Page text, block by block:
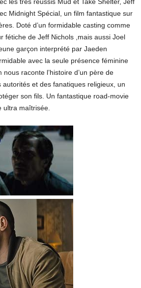
Midnight Spécial, un film fantastique sur
Doté d’un formidable casting comme
fétiche de Jeff Nichols ,mais aussi Joel
garçon interprété par Jaeden
avec la seule présence féminine
raconte l’histoire d’un père de
et des fanatiques religieux, un
son fils. Un fantastique road-movie
ultra maîtrisée.